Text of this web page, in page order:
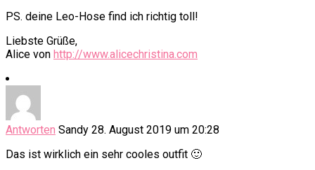
PS. deine Leo-Hose find ich richtig toll!
Liebste Grüße,
Alice von http://www.alicechristina.com
Antworten Sandy 28. August 2019 um 20:28
Das ist wirklich ein sehr cooles outfit 🙂